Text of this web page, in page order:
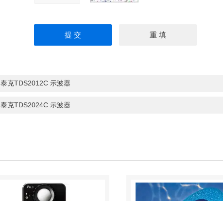
泰克TDS2012C 示波器
泰克TDS2024C 示波器